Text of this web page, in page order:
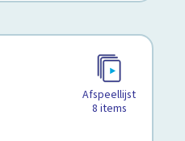
Afspeellijst
8 items